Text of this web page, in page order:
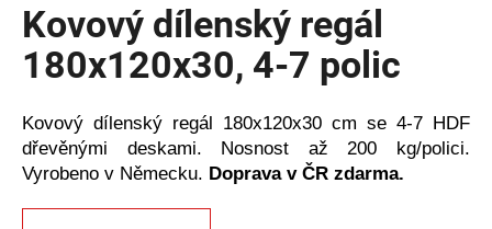
Kovový dílenský regál
180x120x30, 4-7 polic
Kovový dílenský regál 180x120x30 cm se 4-7 HDF
dřevěnými deskami. Nosnost až 200 kg/polici.
Vyrobeno v Německu. Doprava v ČR zdarma.
A
o
r
u
č
u
j
e
m
e